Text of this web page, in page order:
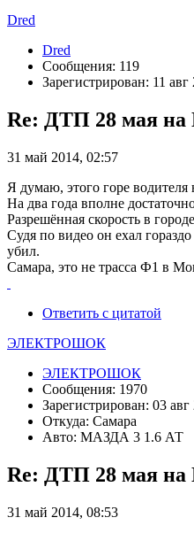
Dred
Dred
Сообщения: 119
Зарегистрирован: 11
Re: ДТП 28 мая
31 май 2014, 02:57
Я думаю, этого горе
На два года вполне
Разрешённая скорость в
Судя по видео он ехал
убил.
Самара, это не трасса Ф1 в
Ответить с цитатой
ЭЛЕКТРОШОК
ЭЛЕКТРОШОК
Сообщения: 1970
Зарегистрирован: 03
Откуда: Самара
Авто: МАЗДА 3 1.6 АТ
Re: ДТП 28 мая
31 май 2014, 08:53